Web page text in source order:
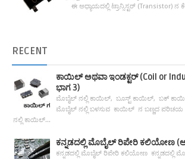
ಈ ಅಧ್ಯಾಯದಲ್ಲಿ ಟ್ರಾನ್ಸಿಸ್ಟರ್ (Transistor) ನ
RECENT
ಕಾಯಿಲ್ ಅಥವಾ ಇಂಡಕ್ಟರ್ (Coil or
ಭಾಗ 3)
ಮೊಬೈಲ್ ನಲ್ಲಿ ಕಾಯಿಲ್, ಬೂಸ್ಟ್ ಕಾಯಿಲ್, ಬಕ್
ಮೊಬೈಲ್ ನಲ್ಲಿ ಬಳಸುವ ಕಾಯಿಲ್ ನ ಬಣ್ಣದ ಪರಿಚಯ
ನಲ್ಲಿ ಕಾಯಿಲ್...
ಕನ್ನಡದಲ್ಲಿ ಮೊಬೈಲ್ ರಿಪೇರಿ ಕಲಿಯೋಣ
ಕನ್ನಡದಲ್ಲಿ ಮೊಬೈಲ್ ರಿಪೇರಿ ಕಲಿಯೋಣ ಕನ್ನಡದಲ್ಲಿ